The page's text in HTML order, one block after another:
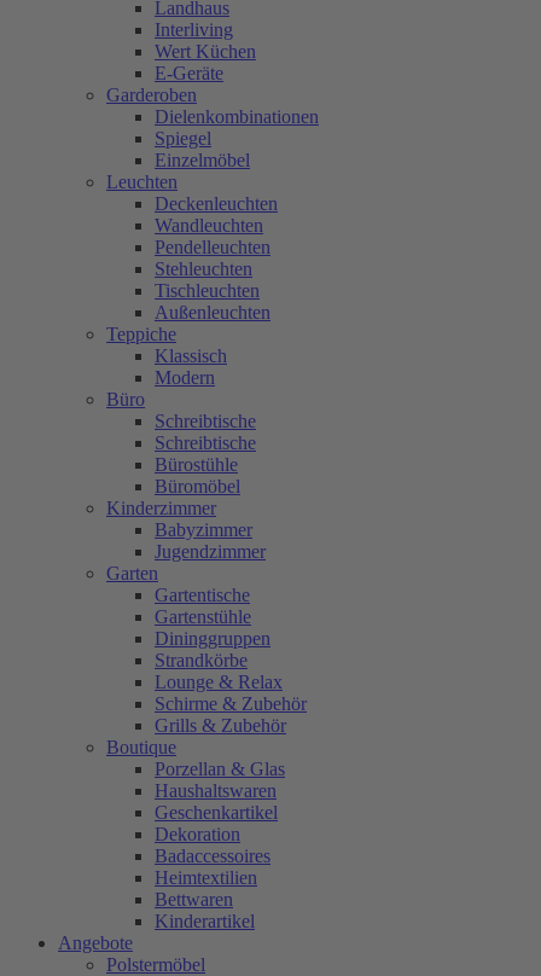
Landhaus
Interliving
Wert Küchen
E-Geräte
Garderoben
Dielenkombinationen
Spiegel
Einzelmöbel
Leuchten
Deckenleuchten
Wandleuchten
Pendelleuchten
Stehleuchten
Tischleuchten
Außenleuchten
Teppiche
Klassisch
Modern
Büro
Schreibtische
Schreibtische
Bürostühle
Büromöbel
Kinderzimmer
Babyzimmer
Jugendzimmer
Garten
Gartentische
Gartenstühle
Dininggruppen
Strandkörbe
Lounge & Relax
Schirme & Zubehör
Grills & Zubehör
Boutique
Porzellan & Glas
Haushaltswaren
Geschenkartikel
Dekoration
Badaccessoires
Heimtextilien
Bettwaren
Kinderartikel
Angebote
Polstermöbel